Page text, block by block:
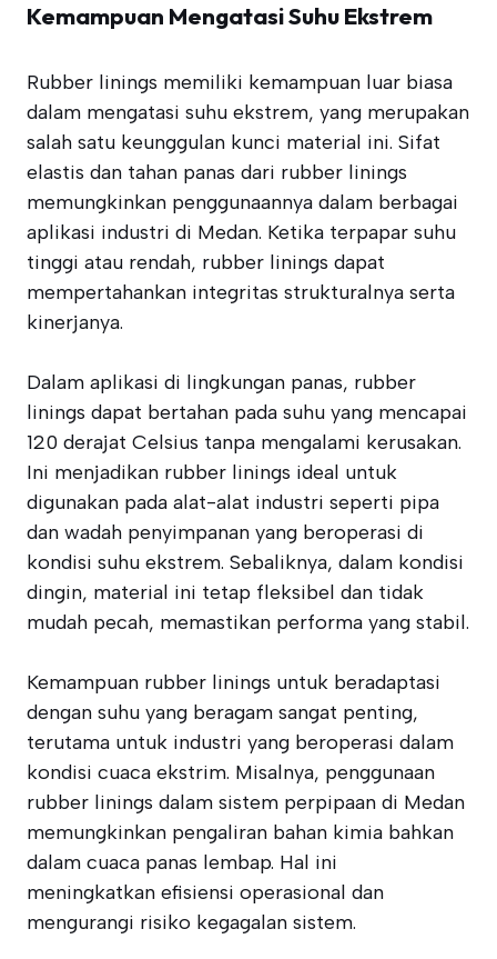
Kemampuan Mengatasi Suhu Ekstrem
Rubber linings memiliki kemampuan luar biasa
dalam mengatasi suhu ekstrem, yang merupakan
salah satu keunggulan kunci material ini. Sifat
elastis dan tahan panas dari rubber linings
memungkinkan penggunaannya dalam berbagai
aplikasi industri di Medan. Ketika terpapar suhu
tinggi atau rendah, rubber linings dapat
mempertahankan integritas strukturalnya serta
kinerjanya.
Dalam aplikasi di lingkungan panas, rubber
linings dapat bertahan pada suhu yang mencapai
120 derajat Celsius tanpa mengalami kerusakan.
Ini menjadikan rubber linings ideal untuk
digunakan pada alat-alat industri seperti pipa
dan wadah penyimpanan yang beroperasi di
kondisi suhu ekstrem. Sebaliknya, dalam kondisi
dingin, material ini tetap fleksibel dan tidak
mudah pecah, memastikan performa yang stabil.
Kemampuan rubber linings untuk beradaptasi
dengan suhu yang beragam sangat penting,
terutama untuk industri yang beroperasi dalam
kondisi cuaca ekstrim. Misalnya, penggunaan
rubber linings dalam sistem perpipaan di Medan
memungkinkan pengaliran bahan kimia bahkan
dalam cuaca panas lembap. Hal ini
meningkatkan efisiensi operasional dan
mengurangi risiko kegagalan sistem.